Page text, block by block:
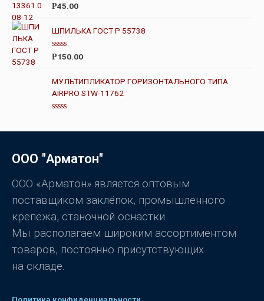
и
з
О
е
н
к
а
и
з
Р45.00
ШПИЛЬКА ГОСТ Р 55738
О
е
н
к
а
и
Р150.00
МУЛЬТИПЛИКАТОР ГОРИЗОНТАЛЬНОГО ТИПА
AIRPRO STW-11762
е
а
0
5
ООО "Арматон"
ООО «Арматон» является оптовым
поставщиком заклёпок, промышленного
крепежа, станочной оснастки.
Мы располагаем широким ассортиментом
товаров, постоянно присутствующих
на складе.